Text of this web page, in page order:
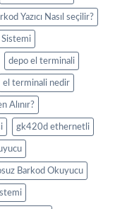
Yazıcı Nasıl seçilir?
Sistemi
depo el terminali
el terminali nedir
Alınır?
gk420d ethernetli
Barkod Okuyucu